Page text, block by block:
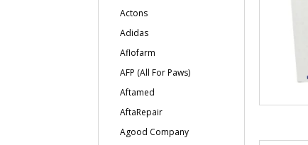
Actons
Adidas
Aflofarm
AFP (All For Paws)
Aftamed
AftaRepair
Agood Company